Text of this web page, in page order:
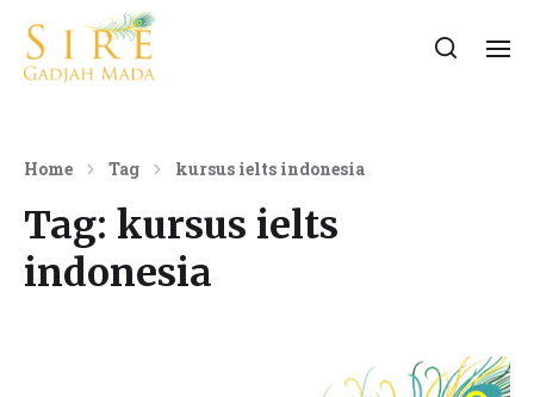
Home Tag kursus ielts indonesia
Tag: kursus ielts
indonesia